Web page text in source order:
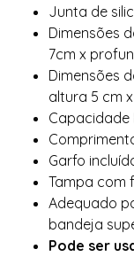
Junta de
Dimensões
7cm x
Dimensões
altura 5 cm
Capacidade
Garfo
Tampa com
Adequado
bandeja
Pode ser